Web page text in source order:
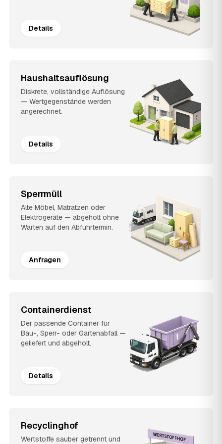
Details
Haushaltsauflösung
Diskrete, vollständige Auflösung
— Wertgegenstände werden
angerechnet.
Details
Sperrmüll
Alte Möbel, Matratzen oder
Elektrogeräte — abgeholt ohne
Warten auf den Abfuhrtermin.
Anfragen
Containerdienst
Der passende Container für
Bau-, Sperr- oder Gartenabfall —
geliefert und abgeholt.
Details
Recyclinghof
Wertstoffe sauber getrennt und